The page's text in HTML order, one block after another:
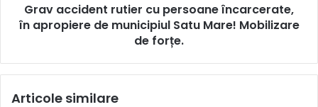
Grav accident rutier cu persoane încarcerate,
în apropiere de municipiul Satu Mare! Mobilizare
de forțe.
Articole similare